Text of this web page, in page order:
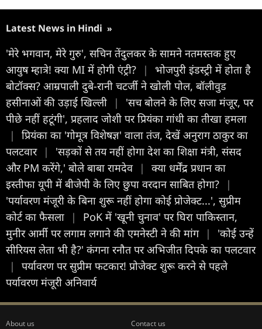
Latest News in Hindi »
'मेरे भगवान, मेरे गुरु', सचिन तेंदुलकर के सामने नतमस्तक हुए
आयुष म्हात्रे! क्या MI में होगी एंट्री?
|
भोजपुरी इंडस्ट्री में होता है
बोटॉक्स? आम्रपाली दुबे-रानी चटर्जी ने खोली पोल, बॉलीवुड
हसीनाओं की उड़ाई खिल्ली
|
'सच बोलने के लिए सजा मंजूर, पर
पीछे नहीं हटूंगी', प्रहलाद जोशी पर प्रियंका गांधी का तीखा हमला
|
प्रियंका का 'गोमूत्र व‍िशेषज्ञ' वाला तंज, देखें अनुराग ठाकुर का
पलटवार |
'सड़कों से तय नहीं होगा देश का शिक्षा मंत्री, संसद
और PM करेंगे,' बोले बाबा रामदेव |
क्या धर्मेंद्र प्रधान का
इस्तीफा यूपी में बीजेपी के लिए छुपा वरदान साबित होगा?
|
'पर्यावरण मंजूरी के बिना शुरू नहीं होगा कोई प्रोजेक्ट...', सुप्रीम
कोर्ट का फैसला
|
PoK में 'खूनी चुनाव' पर घिरा पाकिस्तान,
मुनीर आर्मी पर लगाम लगाने की एमनेस्टी ने की मांग |
'कोई उन्हें
सीरियस लेता भी है?' कंगना रनौत पर अभिजीत दिपके का पलटवार
|
पर्यावरण पर सुप्रीम फटकार! प्रोजेक्ट शुरू करने से पहले
पर्यावरण मंजूरी अनिवार्य
About us Contact us